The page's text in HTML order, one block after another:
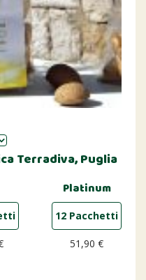
Terradiva, Puglia
Platinum
12 Pacchetti
51,90 €